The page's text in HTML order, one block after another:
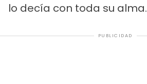
lo decía con toda su alma.
PUBLICIDAD